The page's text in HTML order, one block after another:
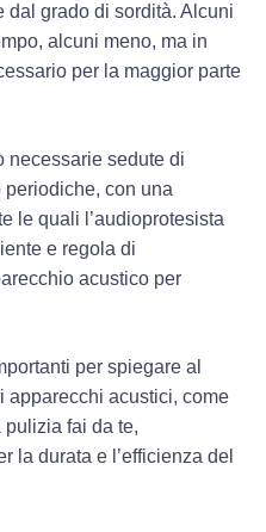
dal grado di sordità. Alcuni
alcuni meno, ma in
per la maggior parte
necessarie sedute di
periodiche, con una
le quali l’audioprotesista
e regola di
acustico per
per spiegare al
apparecchi acustici, come
fai da te,
la durata e l’efficienza del